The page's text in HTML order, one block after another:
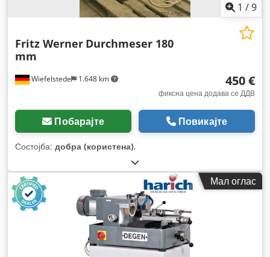
1 /9
Wiefelstede 1.648 km
Fritz Werner Durchmeser 180
mm
450 €
фиксна цена додава се ДДВ
Побарајте Повикајте
Состојба: добра (користена),
Мал оглас